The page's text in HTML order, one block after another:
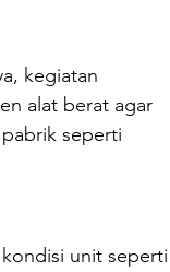
kegiatan
alat berat agar
seperti
unit seperti